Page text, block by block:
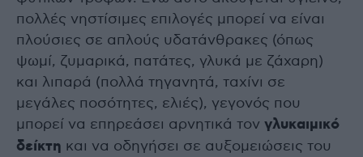
πολλές νηστίσιμες επιλογές μπορεί να είναι
πλούσιες σε απλούς υδατάνθρακες (όπως
ψωμί, ζυμαρικά, πατάτες, γλυκά με ζάχαρη)
και λιπαρά (πολλά τηγανητά, ταχίνι σε
μεγάλες ποσότητες, ελιές), γεγονός που
μπορεί να επηρεάσει αρνητικά τον γλυκαιμικό
δείκτη και να οδηγήσει σε αυξομειώσεις του